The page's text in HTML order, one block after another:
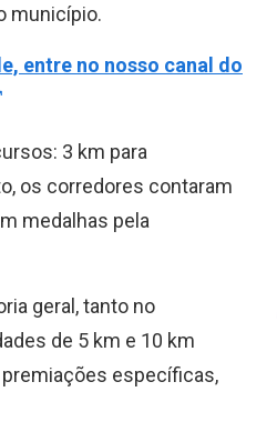
município.
entre no nosso canal do
3 km para
os corredores contaram
medalhas pela
geral, tanto no
de 5 km e 10 km
específicas,